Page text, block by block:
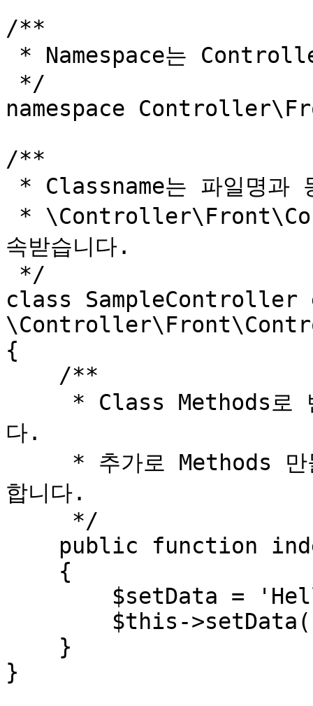
/**
namespace
/**
속받습니다.
class SampleController
{
다.
합니다.
}